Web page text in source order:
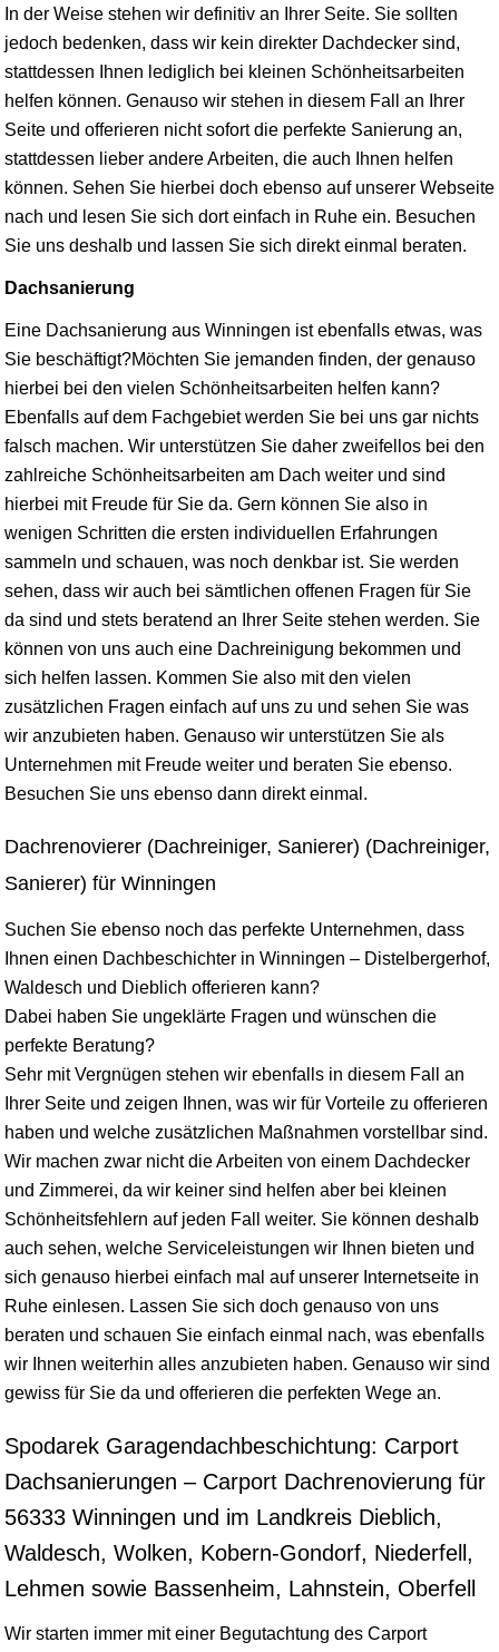
In der Weise stehen wir definitiv an Ihrer Seite. Sie sollten
jedoch bedenken, dass wir kein direkter Dachdecker sind,
stattdessen Ihnen lediglich bei kleinen Schönheitsarbeiten
helfen können. Genauso wir stehen in diesem Fall an Ihrer
Seite und offerieren nicht sofort die perfekte Sanierung an,
stattdessen lieber andere Arbeiten, die auch Ihnen helfen
können. Sehen Sie hierbei doch ebenso auf unserer Webseite
nach und lesen Sie sich dort einfach in Ruhe ein. Besuchen
Sie uns deshalb und lassen Sie sich direkt einmal beraten.
Dachsanierung
Eine Dachsanierung aus Winningen ist ebenfalls etwas, was
Sie beschäftigt?Möchten Sie jemanden finden, der genauso
hierbei bei den vielen Schönheitsarbeiten helfen kann?
Ebenfalls auf dem Fachgebiet werden Sie bei uns gar nichts
falsch machen. Wir unterstützen Sie daher zweifellos bei den
zahlreiche Schönheitsarbeiten am Dach weiter und sind
hierbei mit Freude für Sie da. Gern können Sie also in
wenigen Schritten die ersten individuellen Erfahrungen
sammeln und schauen, was noch denkbar ist. Sie werden
sehen, dass wir auch bei sämtlichen offenen Fragen für Sie
da sind und stets beratend an Ihrer Seite stehen werden. Sie
können von uns auch eine Dachreinigung bekommen und
sich helfen lassen. Kommen Sie also mit den vielen
zusätzlichen Fragen einfach auf uns zu und sehen Sie was
wir anzubieten haben. Genauso wir unterstützen Sie als
Unternehmen mit Freude weiter und beraten Sie ebenso.
Besuchen Sie uns ebenso dann direkt einmal.
Dachrenovierer (Dachreiniger, Sanierer) (Dachreiniger,
Sanierer) für Winningen
Suchen Sie ebenso noch das perfekte Unternehmen, dass
Ihnen einen Dachbeschichter in Winningen – Distelbergerhof,
Waldesch und Dieblich offerieren kann?
Dabei haben Sie ungeklärte Fragen und wünschen die
perfekte Beratung?
Sehr mit Vergnügen stehen wir ebenfalls in diesem Fall an
Ihrer Seite und zeigen Ihnen, was wir für Vorteile zu offerieren
haben und welche zusätzlichen Maßnahmen vorstellbar sind.
Wir machen zwar nicht die Arbeiten von einem Dachdecker
und Zimmerei, da wir keiner sind helfen aber bei kleinen
Schönheitsfehlern auf jeden Fall weiter. Sie können deshalb
auch sehen, welche Serviceleistungen wir Ihnen bieten und
sich genauso hierbei einfach mal auf unserer Internetseite in
Ruhe einlesen. Lassen Sie sich doch genauso von uns
beraten und schauen Sie einfach einmal nach, was ebenfalls
wir Ihnen weiterhin alles anzubieten haben. Genauso wir sind
gewiss für Sie da und offerieren die perfekten Wege an.
Spodarek Garagendachbeschichtung: Carport
Dachsanierungen – Carport Dachrenovierung für
56333 Winningen und im Landkreis Dieblich,
Waldesch, Wolken, Kobern-Gondorf, Niederfell,
Lehmen sowie Bassenheim, Lahnstein, Oberfell
Wir starten immer mit einer Begutachtung des Carport